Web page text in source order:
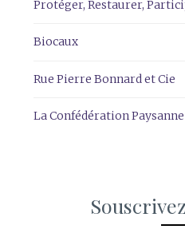
Protéger, Restaurer,
Biocaux
Rue Pierre Bonnard et Cie
La Confédération